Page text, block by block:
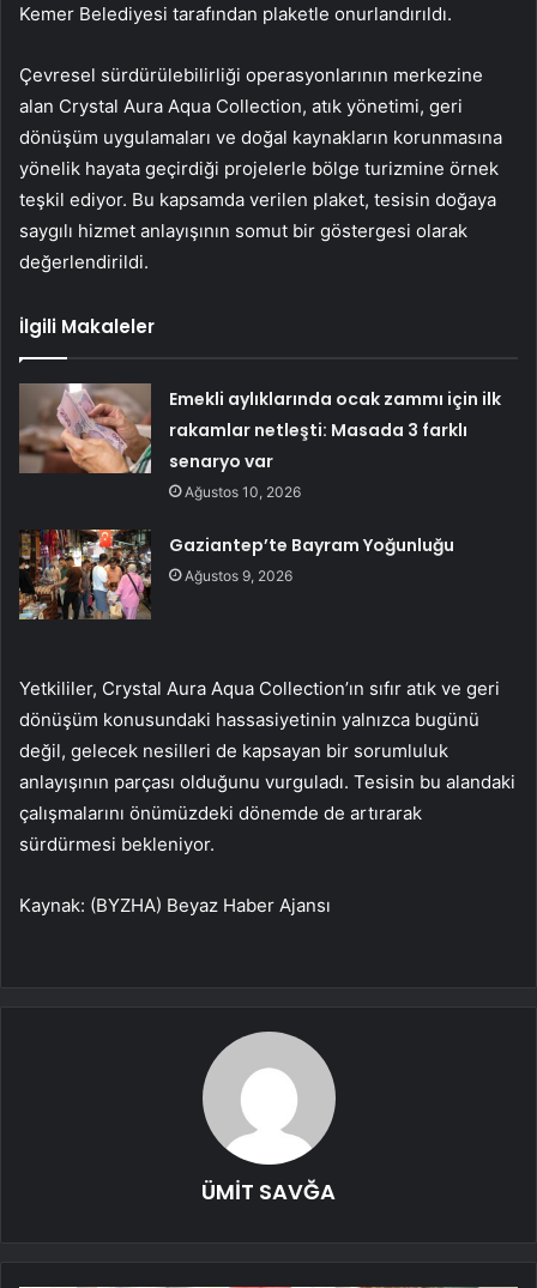
Kemer Belediyesi tarafından plaketle onurlandırıldı.
Çevresel sürdürülebilirliği operasyonlarının merkezine
alan Crystal Aura Aqua Collection, atık yönetimi, geri
dönüşüm uygulamaları ve doğal kaynakların korunmasına
yönelik hayata geçirdiği projelerle bölge turizmine örnek
teşkil ediyor. Bu kapsamda verilen plaket, tesisin doğaya
saygılı hizmet anlayışının somut bir göstergesi olarak
değerlendirildi.
İlgili Makaleler
Emekli aylıklarında ocak zammı için ilk
rakamlar netleşti: Masada 3 farklı
senaryo var
Ağustos 10, 2026
Gaziantep’te Bayram Yoğunluğu
Ağustos 9, 2026
Yetkililer, Crystal Aura Aqua Collection’ın sıfır atık ve geri
dönüşüm konusundaki hassasiyetinin yalnızca bugünü
değil, gelecek nesilleri de kapsayan bir sorumluluk
anlayışının parçası olduğunu vurguladı. Tesisin bu alandaki
çalışmalarını önümüzdeki dönemde de artırarak
sürdürmesi bekleniyor.
Kaynak: (BYZHA) Beyaz Haber Ajansı
ÜMİT SAVĞA